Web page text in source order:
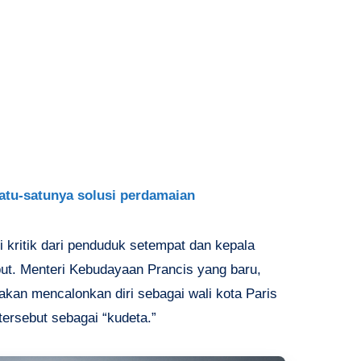
satunya solusi perdamaian
kritik dari penduduk setempat dan kepala
Menteri Kebudayaan Prancis yang baru,
mencalonkan diri sebagai wali kota Paris
sebagai “kudeta.”